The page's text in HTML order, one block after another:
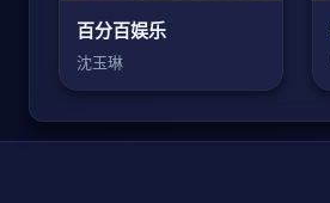
百分百娱乐
沈玉琳